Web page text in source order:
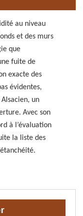
au niveau
et des murs
que
fuite de
exacte des
évidentes,
un
Avec son
à l’évaluation
la liste des